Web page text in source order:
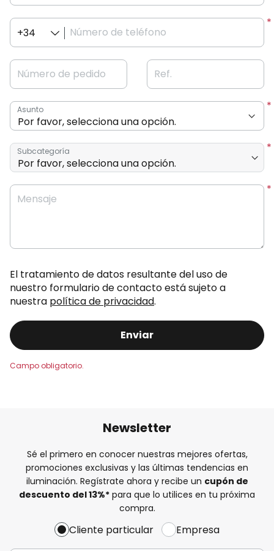
Número de teléfono
+34
Número de pedido Ref.
Asunto
Subcategoría
Mensaje
El tratamiento de datos resultante del uso de
nuestro formulario de contacto está sujeto a
nuestra política de privacidad.
Enviar
Newsletter
Sé el primero en conocer nuestras mejores ofertas,
promociones exclusivas y las últimas tendencias en
iluminación. Regístrate ahora y recibe un cupón de
descuento del13%* para que lo utilices en tu próxima
compra.
Cliente particular Empresa